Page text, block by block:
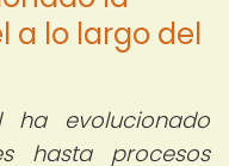
a lo largo del
evolucionado
hasta procesos